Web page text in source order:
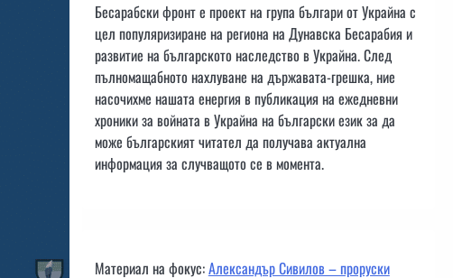
Бесарабски фронт е проект на група българи от Украйна с
цел популяризиране на региона на Дунавска Бесарабия и
развитие на българското наследство в Украйна. След
пълномащабното нахлуване на държавата-грешка, ние
насочихме нашата енергия в публикация на ежедневни
хроники за войната в Украйна на български език за да
може българският читател да получава актуална
информация за случващото се в момента.
Материал на фокус:Александър Сивилов – проруски